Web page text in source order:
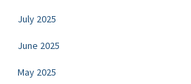
July 2025
June 2025
May 2025